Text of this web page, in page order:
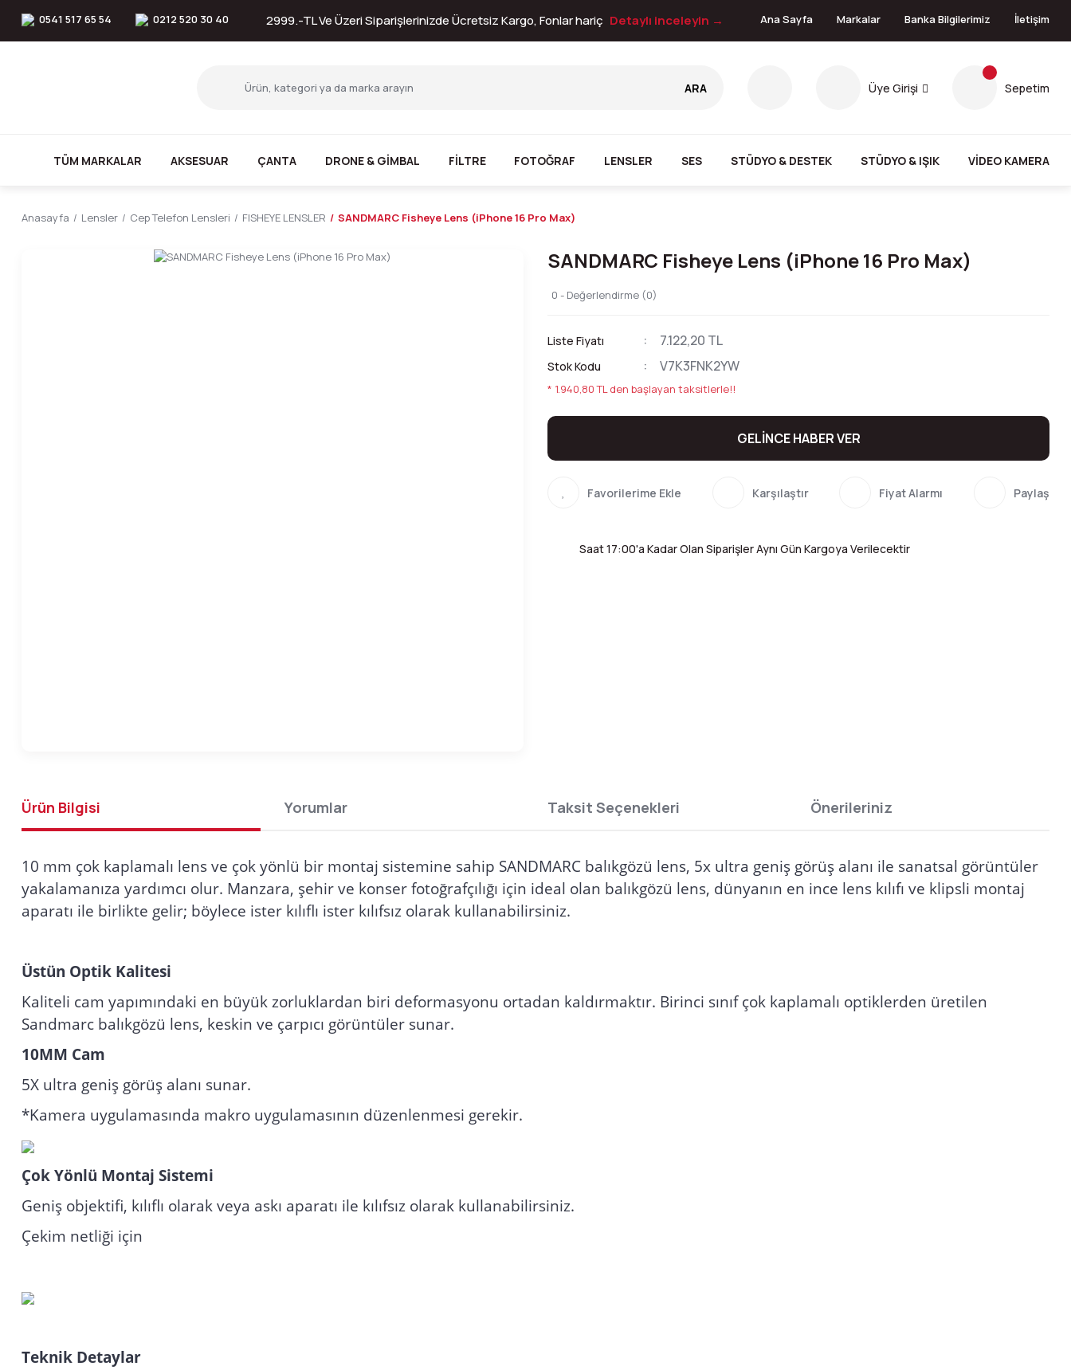
0541 517 65 54 0212 520 30 40 2999.-TL Ve Üzeri Siparişlerinizde Ücretsiz Kargo, Fonlar hariç Detaylı inceleyin → Ana Sayfa Markalar Banka Bilgilerimiz İletişim
ARA Üye Girişi Sepetim
TÜM MARKALAR AKSESUAR ÇANTA DRONE & GİMBAL FİLTRE FOTOĞRAF LENSLER SES STÜDYO & DESTEK STÜDYO & IŞIK VİDEO KAMERA
Anasayfa Lensler Cep Telefon Lensleri FISHEYE LENSLER SANDMARC Fisheye Lens (iPhone 16 Pro Max)
SANDMARC Fisheye Lens (iPhone 16 Pro Max)
0 - Değerlendirme (0)
Liste Fiyatı 7.122,20 TL
Stok Kodu V7K3FNK2YW
* 1.940,80 TL den başlayan taksitlerle!!
GELİNCE HABER VER
Karşılaştır Fiyat Alarmı Paylaş
Saat 17:00'a Kadar Olan Siparişler Aynı Gün Kargoya Verilecektir
Ürün Bilgisi Yorumlar Taksit Seçenekleri Önerileriniz
10 mm çok kaplamalı lens ve çok yönlü bir montaj sistemine sahip SANDMARC balıkgözü lens, 5x ultra geniş görüş alanı ile sanatsal görüntüler
yakalamanıza yardımcı olur. Manzara, şehir ve konser fotoğrafçılığı için ideal olan balıkgözü lens, dünyanın en ince lens kılıfı ve klipsli montaj
aparatı ile birlikte gelir; böylece ister kılıflı ister kılıfsız olarak kullanabilirsiniz.
Üstün Optik Kalitesi
Kaliteli cam yapımındaki en büyük zorluklardan biri deformasyonu ortadan kaldırmaktır. Birinci sınıf çok kaplamalı optiklerden üretilen
Sandmarc balıkgözü lens, keskin ve çarpıcı görüntüler sunar.
10MM Cam
5X ultra geniş görüş alanı sunar.
*Kamera uygulamasında makro uygulamasının düzenlenmesi gerekir.
Çok Yönlü Montaj Sistemi
Geniş objektifi, kılıflı olarak veya askı aparatı ile kılıfsız olarak kullanabilirsiniz.
Çekim netliği için
Teknik Detaylar